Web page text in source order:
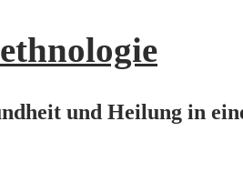
und Heilung in